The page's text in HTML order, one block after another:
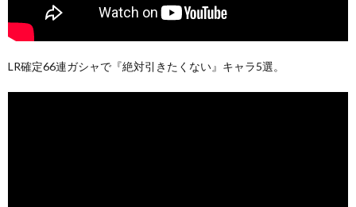
LR確定66連ガシャで『絶対引きたくない』キャラ5選。